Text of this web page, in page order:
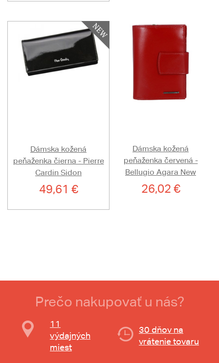
Dámska kožená
peňaženka čierna - Pierre
Cardin Sidon
49,61 €
Dámska kožená
peňaženka červená -
Bellugio Agara New
26,02 €
Prečo nakupovať u nás?
11
výdajných
miest
30 dňov na
vrátenie tovaru